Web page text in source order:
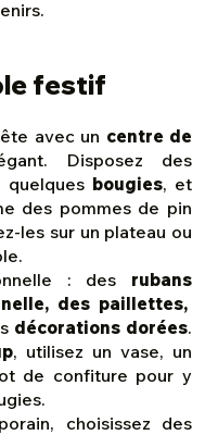
festif
avec un centre de
Disposez des
quelques bougies, et
des pommes de pin
les sur un plateau ou
: des rubans
des paillettes,
décorations dorées.
, utilisez un vase, un
de confiture pour y
choisissez des